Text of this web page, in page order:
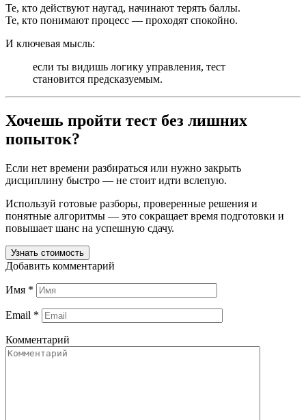
Те, кто действуют наугад, начинают терять баллы.
Те, кто понимают процесс — проходят спокойно.
И ключевая мысль:
если ты видишь логику управления, тест
становится предсказуемым.
Хочешь пройти тест без лишних
попыток?
Если нет времени разбираться или нужно закрыть
дисциплину быстро — не стоит идти вслепую.
Используй готовые разборы, проверенные решения и
понятные алгоритмы — это сокращает время подготовки и
повышает шанс на успешную сдачу.
Узнать стоимость
Добавить комментарий
Имя *
Email *
Комментарий